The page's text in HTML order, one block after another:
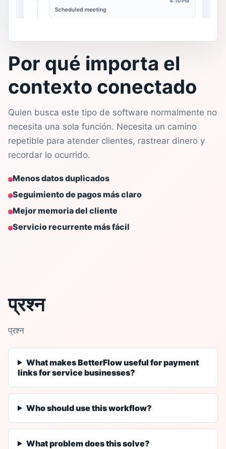
Por qué importa el
contexto conectado
Quien busca este tipo de software normalmente no
necesita una sola función. Necesita un camino
repetible para atender clientes, rastrear dinero y
recordar lo ocurrido.
Menos datos duplicados
Seguimiento de pagos más claro
Mejor memoria del cliente
Servicio recurrente más fácil
प्रश्न
प्रश्न
What makes BetterFlow useful for payment
links for service businesses?
Who should use this workflow?
What problem does this solve?